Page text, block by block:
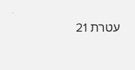
עטרת 21